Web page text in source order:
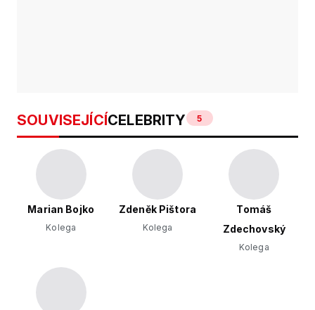
SOUVISEJÍCÍCELEBRITY 5
Marian Bojko
Kolega
Zdeněk Pištora
Kolega
Tomáš
Zdechovský
Kolega